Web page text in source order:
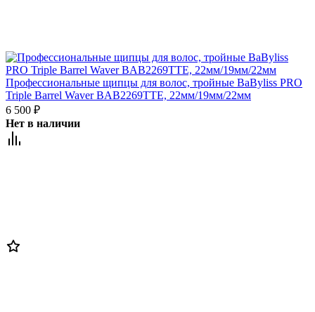
Профессиональные щипцы для волос, тройные BaByliss PRO
Triple Barrel Waver BAB2269TTE, 22мм/19мм/22мм
6 500 ₽
Нет в наличии